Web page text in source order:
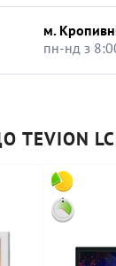
м.
пн-нд з
TEVION